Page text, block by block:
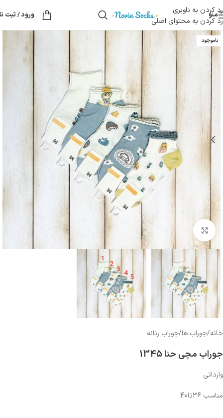
رد کردن به ناوبری
رد کردن به محتوای اصلی
منو ورود / ثبت
ناموجود
بزرگنمایی تصویر
خانه/جوراب ها/جوراب زنانه
جوراب مچی حنا 1345
وارداتی
مناسب 36تا40